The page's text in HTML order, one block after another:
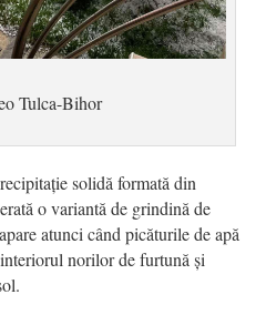
Tulca-Bihor
solidă formată din
o variantă de grindină de
atunci când picăturile de apă
norilor de furtună și